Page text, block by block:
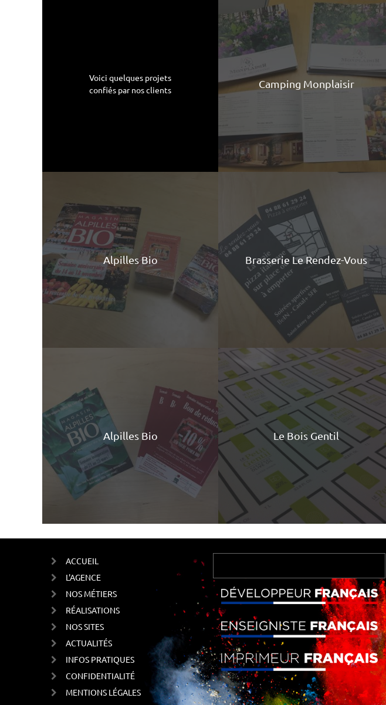
Voici quelques projets
confiés par nos clients
Camping Monplaisir
Alpilles Bio Brasserie Le Rendez-Vous
Alpilles Bio Le Bois Gentil
ACCUEIL
L'AGENCE
NOS MÉTIERS
RÉALISATIONS
NOS SITES
ACTUALITÉS
INFOS PRATIQUES
CONFIDENTIALITÉ
MENTIONS LÉGALES